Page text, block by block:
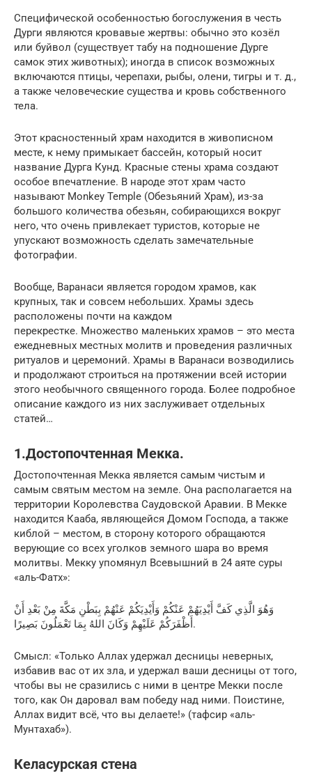
Специфической особенностью богослужения в честь
Дурги являются кровавые жертвы: обычно это козёл
или буйвол (существует табу на подношение Дурге
самок этих животных); иногда в список возможных
включаются птицы, черепахи, рыбы, олени, тигры и т. д.,
а также человеческие существа и кровь собственного
тела.
Этот красностенный храм находится в живописном
месте, к нему примыкает бассейн, который носит
название Дурга Кунд. Красные стены храма создают
особое впечатление. В народе этот храм часто
называют Monkey Temple (Обезьяний Храм), из-за
большого количества обезьян, собирающихся вокруг
него, что очень привлекает туристов, которые не
упускают возможность сделать замечательные
фотографии.
Вообще, Варанаси является городом храмов, как
крупных, так и совсем небольших. Храмы здесь
расположены почти на каждом
перекрестке. Множество маленьких храмов – это места
ежедневных местных молитв и проведения различных
ритуалов и церемоний. Храмы в Варанаси возводились
и продолжают строиться на протяжении всей истории
этого необычного священного города. Более подробное
описание каждого из них заслуживает отдельных
статей…
1.Достопочтенная Мекка.
Достопочтенная Мекка является самым чистым и
самым святым местом на земле. Она располагается на
территории Королевства Саудовской Аравии. В Мекке
находится Кааба, являющейся Домом Господа, а также
киблой – местом, в сторону которого обращаются
верующие со всех уголков земного шара во время
молитвы. Мекку упомянул Всевышний в 24 аяте суры
«аль-Фатх»:
وَهُوَ الَّذِي كَفَّ أَيْدِيَهُمْ عَنْكُمْ وَأَيْدِيَكُمْ عَنْهُمْ بِبَطْنِ مَكَّةَ مِنْ بَعْدِ أَنْ
أَظْفَرَكُمْ عَلَيْهِمْ وَكَانَ اللهُ بِمَا تَعْمَلُونَ بَصِيرًا.
Смысл: «Только Аллах удержал десницы неверных,
избавив вас от их зла, и удержал ваши десницы от того,
чтобы вы не сразились с ними в центре Мекки после
того, как Он даровал вам победу над ними. Поистине,
Аллах видит всё, что вы делаете!» (тафсир «аль-
Мунтахаб»).
Келасурская стена